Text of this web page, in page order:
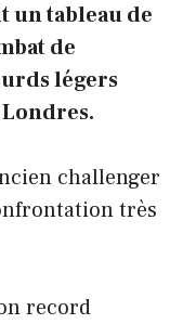
un tableau de
de
légers
challenger
très
record